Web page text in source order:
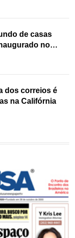
de casas
no
dos correios é
na Califórnia